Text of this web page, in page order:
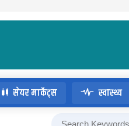
सेयर मार्केट्स स्वास्थ्य